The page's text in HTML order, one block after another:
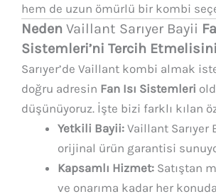
hem de uzun ömürlü bir kombi
Neden Vaillant Sarıyer Bayii
Sistemleri’ni Tercih
Sarıyer’de Vaillant kombi almak
doğru adresin Fan Isı Sistemleri
düşünüyoruz. İşte bizi farklı kılan
Yetkili Bayii: Vaillant Sarıyer
orijinal ürün garantisi
Kapsamlı Hizmet: Satıştan
ve onarıma kadar her konuda